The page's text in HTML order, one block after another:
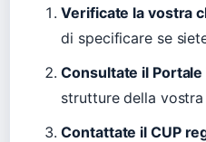
Verificate la vostra
di specificare se
Consultate il Portale
strutture della
Contattate il CUP